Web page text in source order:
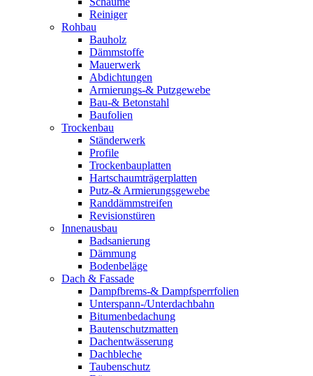
Reiniger
Rohbau
Bauholz
Dämmstoffe
Mauerwerk
Abdichtungen
Armierungs-& Putzgewebe
Bau-& Betonstahl
Baufolien
Trockenbau
Ständerwerk
Profile
Trockenbauplatten
Hartschaumträgerplatten
Putz-& Armierungsgewebe
Randdämmstreifen
Revisionstüren
Innenausbau
Badsanierung
Dämmung
Bodenbeläge
Dach & Fassade
Dampfbrems-& Dampfsperrfolien
Unterspann-/Unterdachbahn
Bitumenbedachung
Bautenschutzmatten
Dachentwässerung
Dachbleche
Taubenschutz